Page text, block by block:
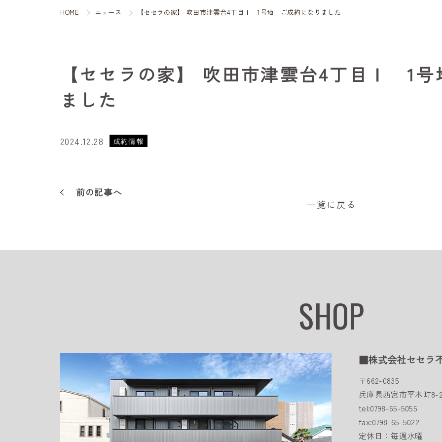
HOME ニュース 【セセラの家】 吹田市津雲台4丁目Ⅰ 1号地 ご成約になりました
【セセラの家】 吹田市津雲台4丁目Ⅰ 1
ました
2024.12.28 成約情報
前の記事へ
一覧に戻る
SHOP
■株式会社セセラ
〒662-0835
兵庫県西宮市平木町8-
tel:0798-65-5055
fax:0798-65-5022
定休日：毎週水曜